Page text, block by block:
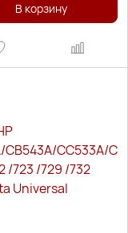
В корзину